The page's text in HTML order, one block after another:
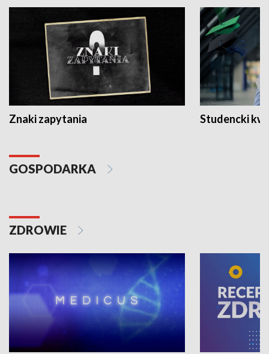
Znaki zapytania Studencki
GOSPODARKA
ZDROWIE